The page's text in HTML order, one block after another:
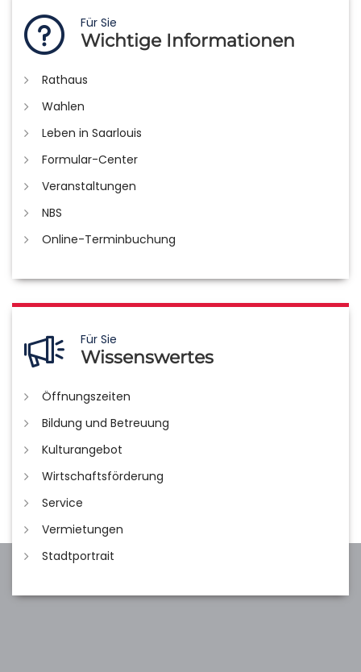
Für Sie
Wichtige Informationen
Rathaus
Wahlen
Leben in Saarlouis
Formular-Center
Veranstaltungen
NBS
Online-Terminbuchung
Für Sie
Wissenswertes
Öffnungszeiten
Bildung und Betreuung
Kulturangebot
Wirtschaftsförderung
Service
Vermietungen
Stadtportrait